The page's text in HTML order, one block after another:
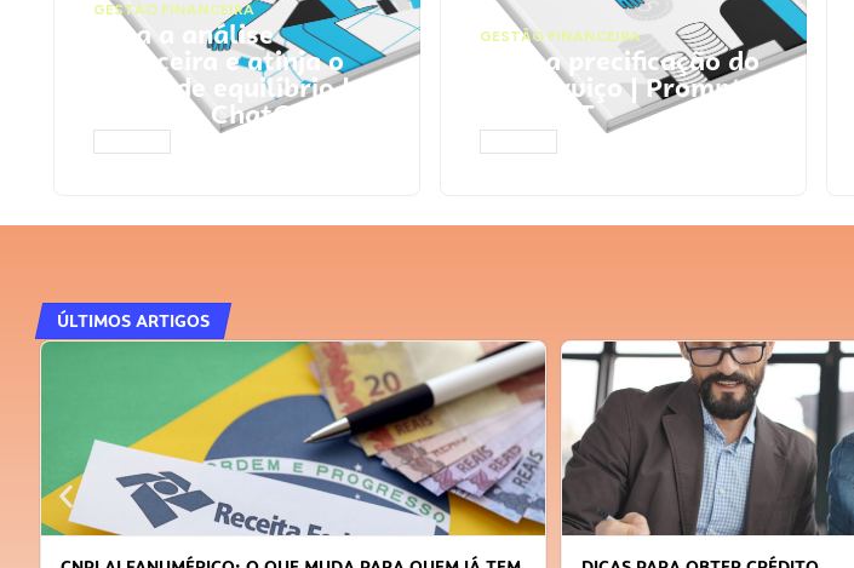
GESTÃO FINANCEIRA
Faça a análise
financeira e atinja o
ponto de equilíbrio |
Prompts ChatGPT
GESTÃO FINANCEIRA
Faça a precificação do
seu serviço | Prompts
ChatGPT
ÚLTIMOS ARTIGOS